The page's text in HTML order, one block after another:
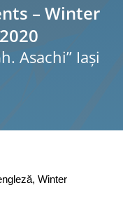
– Winter
Asachi” Iaşi
Winter